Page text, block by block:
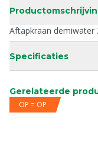
Aftapkraan demiwater
Specificaties
Gerelateerde
OP = OP